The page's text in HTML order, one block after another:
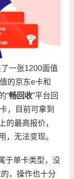
一张1200面值
的京东e卡和
“畅回收”平台回
，目前可拿到
的最高报价，
，无法变现。
于单卡类型，没
，操作也十分